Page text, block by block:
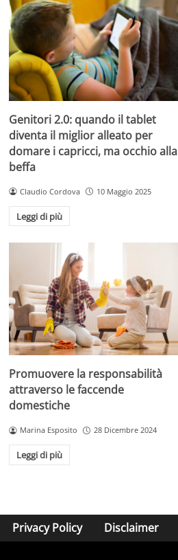
Genitori 2.0: quando il tablet
diventa il miglior alleato per
domare i capricci, ma occhio alla
beffa
Claudio Cordova 10 Maggio 2025
Leggi di più
Promuovere la responsabilità
attraverso le faccende
domestiche
Marina Esposito 28 Dicembre 2024
Leggi di più
Privacy Policy Disclaimer